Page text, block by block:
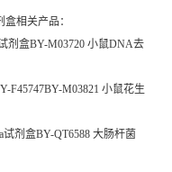
盒相关产品：
剂盒BY-M03720 小鼠DNA去
F45747BY-M03821 小鼠花生
剂盒BY-QT6588 大肠杆菌